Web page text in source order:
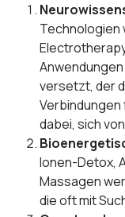
Technologien
versetzt, der
dabei, sich
Ionen-Detox,
Massagen
die oft mit